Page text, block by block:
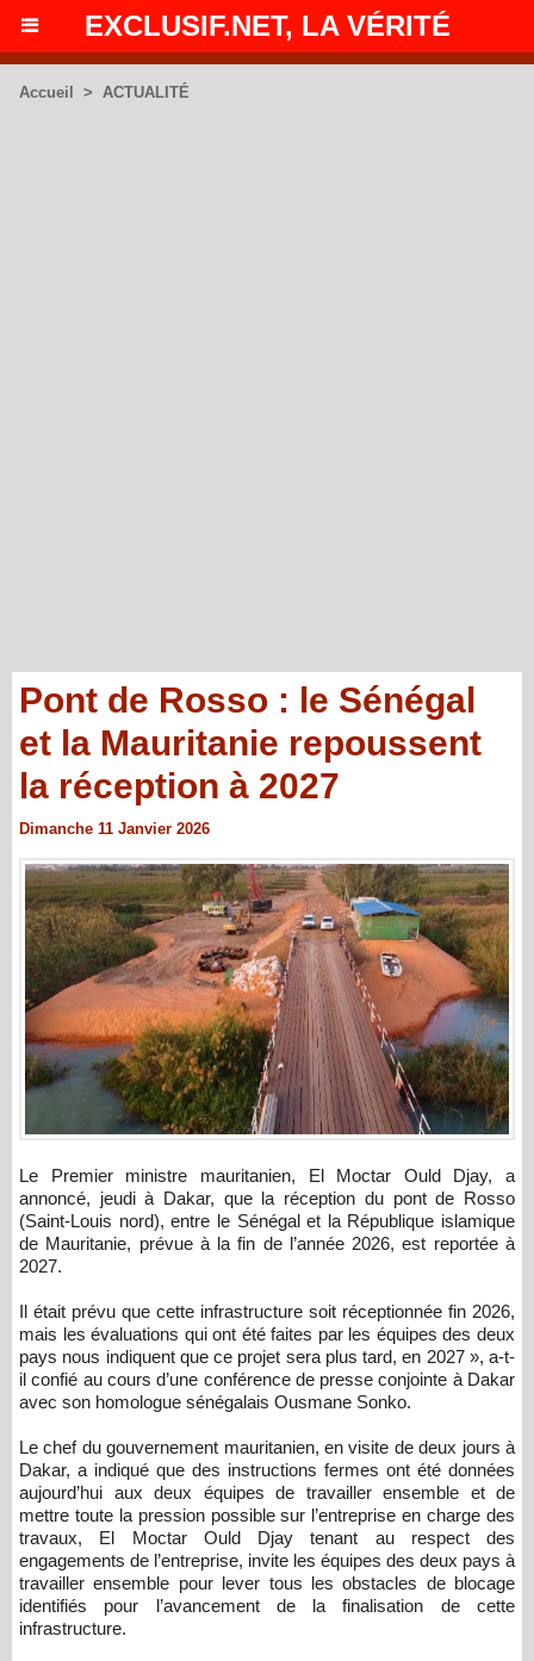
EXCLUSIF.NET, LA VÉRITÉ
Accueil > ACTUALITÉ
Pont de Rosso : le Sénégal
et la Mauritanie repoussent
la réception à 2027
Dimanche 11 Janvier 2026
Le Premier ministre mauritanien, El Moctar Ould Djay, a
annoncé, jeudi à Dakar, que la réception du pont de Rosso
(Saint-Louis nord), entre le Sénégal et la République islamique
de Mauritanie, prévue à la fin de l’année 2026, est reportée à
2027.
Il était prévu que cette infrastructure soit réceptionnée fin 2026,
mais les évaluations qui ont été faites par les équipes des deux
pays nous indiquent que ce projet sera plus tard, en 2027 », a-t-
il confié au cours d’une conférence de presse conjointe à Dakar
avec son homologue sénégalais Ousmane Sonko.
Le chef du gouvernement mauritanien, en visite de deux jours à
Dakar, a indiqué que des instructions fermes ont été données
aujourd’hui aux deux équipes de travailler ensemble et de
mettre toute la pression possible sur l’entreprise en charge des
travaux, El Moctar Ould Djay tenant au respect des
engagements de l’entreprise, invite les équipes des deux pays à
travailler ensemble pour lever tous les obstacles de blocage
identifiés pour l’avancement de la finalisation de cette
infrastructure.